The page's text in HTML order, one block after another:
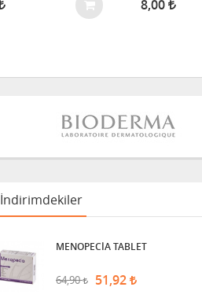
8,00
İndirimdekiler
MENOPECİA TABLET
64,90 51,92